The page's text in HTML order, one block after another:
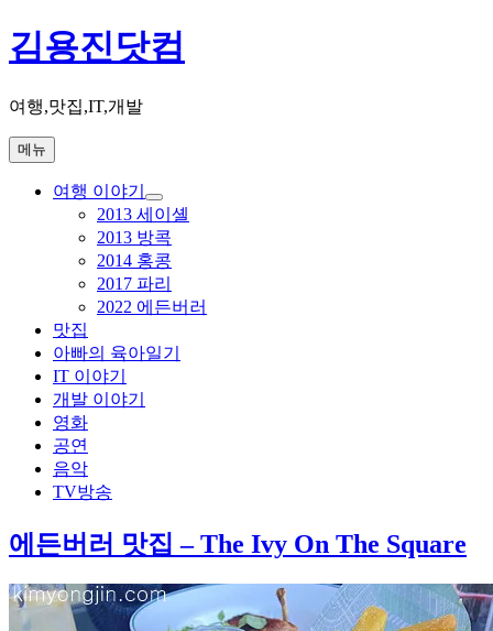
콘
텐
로
로
김용진닷컴
여행,맛집,IT,개발
메뉴
여행 이야기
하
위
메
뉴
확
장
2013 세이셸
2013 방콕
2014 홍콩
2017 파리
2022 에든버러
맛집
아빠의 육아일기
IT 이야기
개발 이야기
영화
공연
음악
TV방송
에든버러 맛집 – The Ivy On The Square